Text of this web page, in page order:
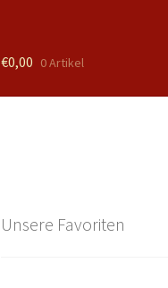
€0,00 0 Artikel
Unsere Favoriten